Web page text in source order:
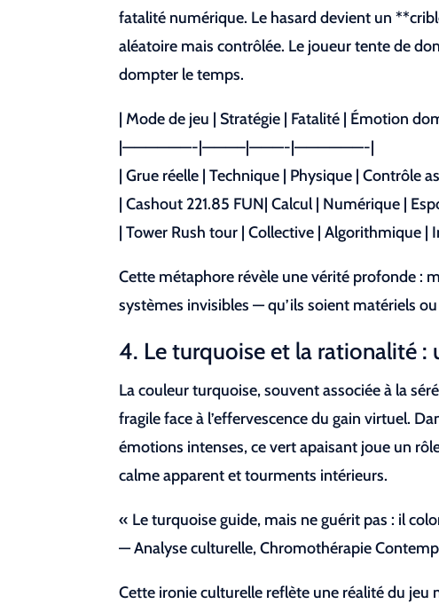
fatalité numérique. Le hasard devient un
aléatoire mais contrôlée. Le joueur tente de
dompter le temps.
| Mode de jeu | Stratégie | Fatalité | Émotion
|——————-|———–|———-|——————-|
| Grue réelle | Technique | Physique | Contrôle
| Cashout 221.85 FUN| Calcul | Numérique |
| Tower Rush tour | Collective | Algorithmique
Cette métaphore révèle une vérité profonde :
systèmes invisibles — qu’ils soient matériels
4. Le turquoise et la rationalité
La couleur turquoise, souvent associée à la
fragile face à l’effervescence du gain virtuel.
émotions intenses, ce vert apaisant joue un
calme apparent et tourments intérieurs.
« Le turquoise guide, mais ne guérit pas : il
— Analyse culturelle, Chromothérapie
Cette ironie culturelle reflète une réalité du jeu